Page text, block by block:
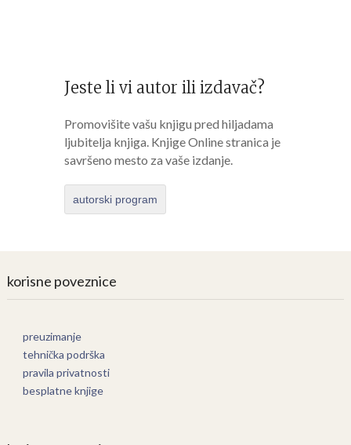
Jeste li vi autor ili izdavač?
Promovišite vašu knjigu pred hiljadama
ljubitelja knjiga. Knjige Online stranica je
savršeno mesto za vaše izdanje.
autorski program
korisne poveznice
preuzimanje
tehnička podrška
pravila privatnosti
besplatne knjige